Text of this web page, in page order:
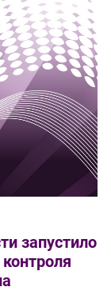
запустило